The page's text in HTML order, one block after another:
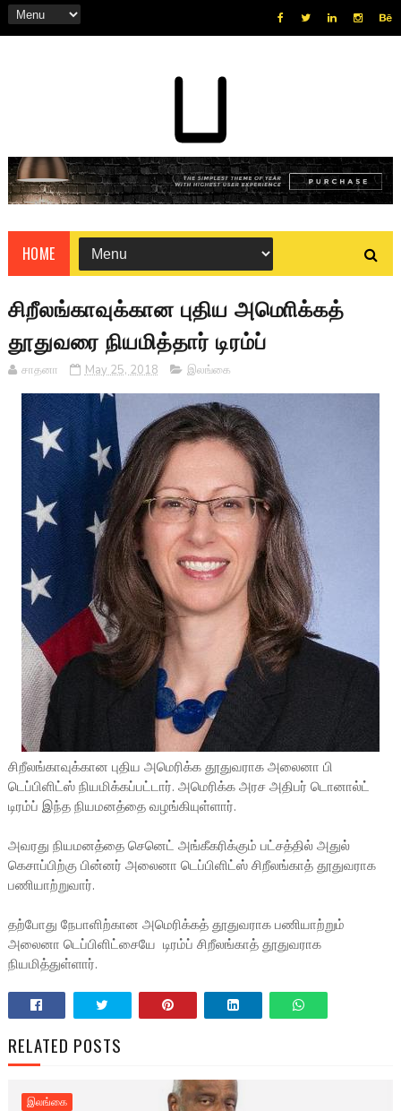
HOME
சிறீலங்காவுக்கான புதிய அமொிக்கத்
தூதுவரை நியமித்தார் டிரம்ப்
சாதனா May 25, 2018 இலங்கை
சிறீலங்காவுக்கான புதிய அமெரிக்க தூதுவராக அலைனா பி
டெப்பிளிட்ஸ் நியமிக்கப்பட்டார். அமெரிக்க அரச அதிபர் டொனால்ட்
டிரம்ப் இந்த நியமனத்தை வழங்கியுள்ளார்.
அவரது நியமனத்தை செனெட் அங்கீகரிக்கும் பட்சத்தில் அதுல்
கெசாப்பிற்கு பின்னர் அலைனா டெப்பிளிட்ஸ் சிறீலங்காத் தூதுவராக
பணியாற்றுவார்.
தற்போது நேபாளிற்கான அமெரிக்கத் தூதுவராக பணியாற்றும்
அலைனா டெப்பிளிட்சையே டிரம்ப் சிறீலங்காத் தூதுவராக
நியமித்துள்ளார்.
RELATED POSTS
இலங்கை